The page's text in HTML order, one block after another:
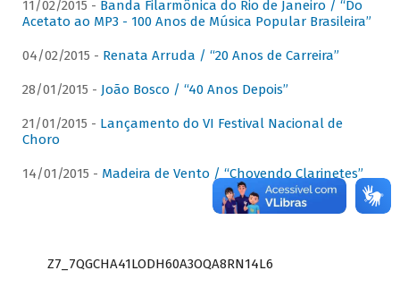
11/02/2015 - Banda Filarmônica do Rio de Janeiro / “Do
Acetato ao MP3 - 100 Anos de Música Popular Brasileira”
04/02/2015 - Renata Arruda / “20 Anos de Carreira”
28/01/2015 - João Bosco / “40 Anos Depois”
21/01/2015 - Lançamento do VI Festival Nacional de
Choro
14/01/2015 - Madeira de Vento / “Chovendo Clarinetes”
Z7_7QGCHA41LODH60A3OQA8RN14L6